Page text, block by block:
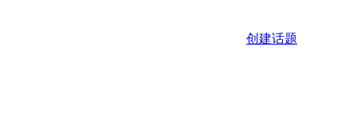
创建话题